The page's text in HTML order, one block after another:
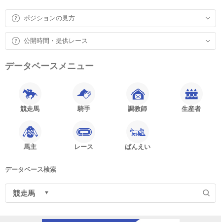
ポジションの見方
公開時間・提供レース
データベースメニュー
競走馬 騎手 調教師 生産者
馬主 レース ばんえい
データベース検索